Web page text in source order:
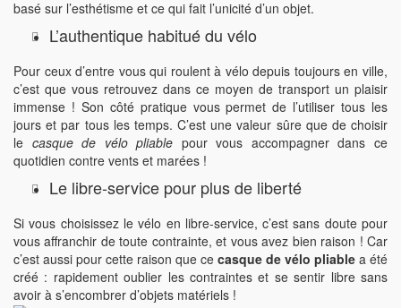
basé sur l’esthétisme et ce qui fait l’unicité d’un objet.
L’authentique habitué du vélo
Pour ceux d’entre vous qui roulent à vélo depuis toujours en ville,
c’est que vous retrouvez dans ce moyen de transport un plaisir
immense ! Son côté pratique vous permet de l’utiliser tous les
jours et par tous les temps. C’est une valeur sûre que de choisir
le casque de vélo pliable pour vous accompagner dans ce
quotidien contre vents et marées !
Le libre-service pour plus de liberté
Si vous choisissez le vélo en libre-service, c’est sans doute pour
vous affranchir de toute contrainte, et vous avez bien raison ! Car
c’est aussi pour cette raison que ce casque de vélo pliable a été
créé : rapidement oublier les contraintes et se sentir libre sans
avoir à s’encombrer d’objets matériels !